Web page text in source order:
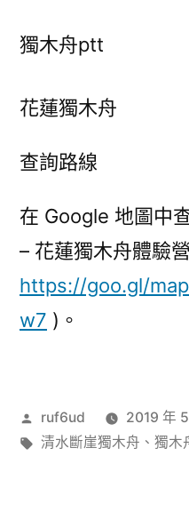
獨木舟ptt
花蓮獨木舟
查詢路線
在 Google 地圖中
– 花蓮獨木舟體驗
https://goo.gl/
w7 )。
作
者:
ruf6ud 2019 年
標
清水斷崖獨木舟 、 獨木